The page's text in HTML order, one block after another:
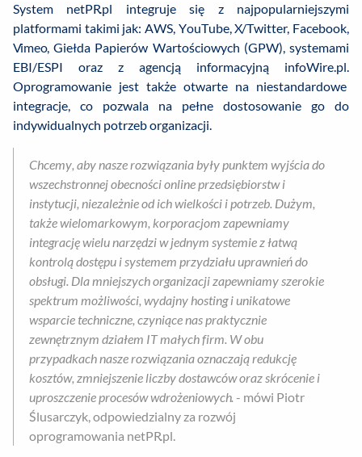
System netPR.pl integruje się z najpopularniejszymi
platformami takimi jak: AWS, YouTube, X/Twitter, Facebook,
Vimeo, Giełda Papierów Wartościowych (GPW), systemami
EBI/ESPI oraz z agencją informacyjną infoWire.pl.
Oprogramowanie jest także otwarte na niestandardowe
integracje, co pozwala na pełne dostosowanie go do
indywidualnych potrzeb organizacji.
Chcemy, aby nasze rozwiązania były punktem wyjścia do
wszechstronnej obecności online przedsiębiorstw i
instytucji, niezależnie od ich wielkości i potrzeb. Dużym,
także wielomarkowym, korporacjom zapewniamy
integrację wielu narzędzi w jednym systemie z łatwą
kontrolą dostępu i systemem przydziału uprawnień do
obsługi. Dla mniejszych organizacji zapewniamy szerokie
spektrum możliwości, wydajny hosting i unikatowe
wsparcie techniczne, czyniące nas praktycznie
zewnętrznym działem IT małych firm. W obu
przypadkach nasze rozwiązania oznaczają redukcję
kosztów, zmniejszenie liczby dostawców oraz skrócenie i
uproszczenie procesów wdrożeniowych. - mówi Piotr
Ślusarczyk, odpowiedzialny za rozwój
oprogramowania netPR.pl.